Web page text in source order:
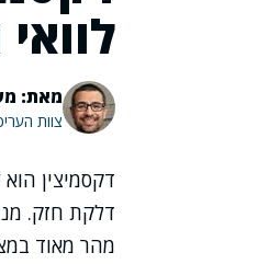
מאת:
צוות
דקסמיצין
דלקת חזק.
מהר מאוד